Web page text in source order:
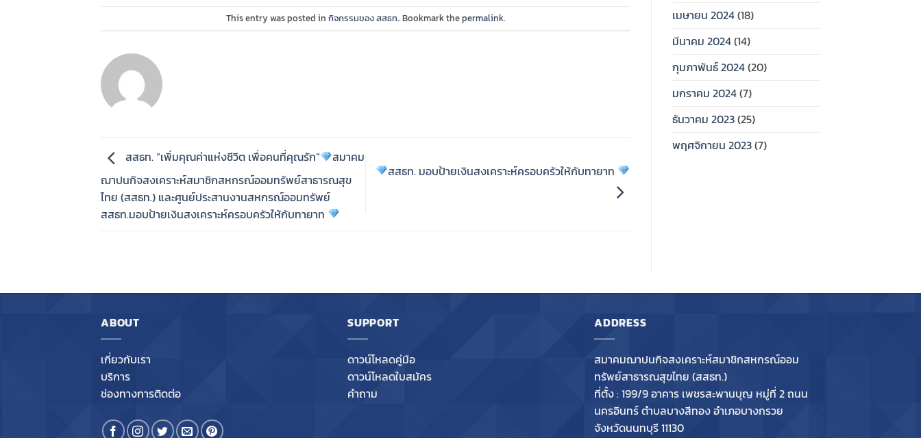
This entry was posted in กิจกรรมของ สสธท.. Bookmark thepermalink.
สสธท. “เพิ่มคุณค่าแห่งชีวิต เพื่อคนที่คุณรัก”
สมาคม
ฌาปนกิจสงเคราะห์สมาชิกสหกรณ์ออมทรัพย์สาธารณสุข
ไทย (สสธท.) และศูนย์ประสานงานสหกรณ์ออมทรัพย์
สสธท.มอบป้ายเงินสงเคราะห์ครอบครัวให้กับทายาท
สสธท. มอบป้ายเงินสงเคราะห์ครอบครัวให้กับทายาท
เมษายน 2024(18)
มีนาคม 2024(14)
กุมภาพันธ์ 2024(20)
มกราคม 2024(7)
ธันวาคม 2023(25)
พฤศจิกายน 2023(7)
ABOUT
เกี่ยวกับเรา
บริการ
ช่องทางการติดต่อ
SUPPORT
ดาวน์โหลดคู่มือ
ดาวน์โหลดใบสมัคร
คำถาม
ADDRESS
สมาคมฌาปนกิจสงเคราะห์สมาชิกสหกรณ์ออม
ทรัพย์สาธารณสุขไทย (สสธท.)
ที่ตั้ง : 199/9 อาคาร เพชรสะพานบุญ หมู่ที่ 2 ถนน
นครอินทร์ ตำบลบางสีทอง อำเภอบางกรวย
จังหวัดนนทบุรี 11130